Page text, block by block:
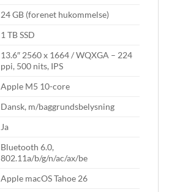
24 GB (forenet hukommelse)
1 TB SSD
13.6″ 2560 x 1664 / WQXGA – 224
ppi, 500 nits, IPS
Apple M5 10-core
Dansk, m/baggrundsbelysning
Ja
Bluetooth 6.0,
802.11a/b/g/n/ac/ax/be
Apple macOS Tahoe 26